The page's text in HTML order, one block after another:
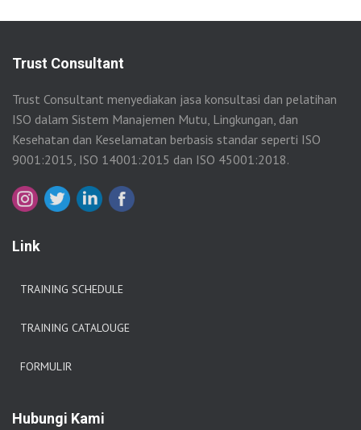
Trust Consultant
Trust Consultant menyediakan jasa konsultasi dan pelatihan
ISO dalam Sistem Manajemen Mutu, Lingkungan, dan
Kesehatan dan Keselamatan berbasis standar seperti ISO
9001:2015, ISO 14001:2015 dan ISO 45001:2018.
Link
TRAINING SCHEDULE
TRAINING CATALOUGE
FORMULIR
Hubungi Kami